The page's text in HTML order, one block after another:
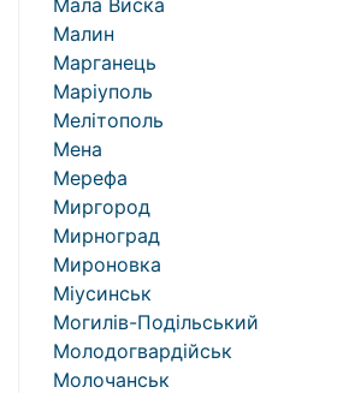
Мала Виска
Малин
Марганець
Маріуполь
Мелітополь
Мена
Мерефа
Миргород
Мирноград
Мироновка
Міусинськ
Могилів-Подільський
Молодогвардійськ
Молочанськ